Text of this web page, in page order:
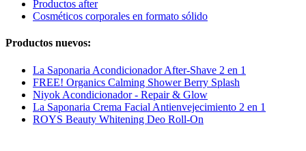
Productos after
Cosméticos corporales en formato sólido
Productos nuevos:
La Saponaria Acondicionador After-Shave 2 en 1
FREE! Organics Calming Shower Berry Splash
Niyok Acondicionador - Repair & Glow
La Saponaria Crema Facial Antienvejecimiento 2 en 1
ROYS Beauty Whitening Deo Roll-On